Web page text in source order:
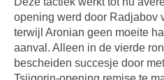
opening werd door Radjabov
terwijl Aronian geen moeite
aanval. Alleen in de vierde
bescheiden succesje door